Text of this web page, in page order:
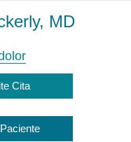
MD
Cita